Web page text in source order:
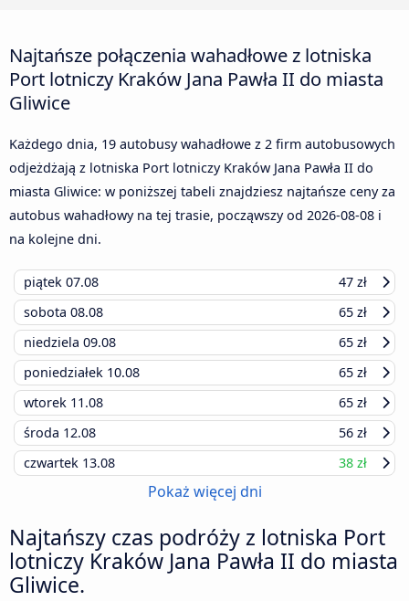
Najtańsze połączenia wahadłowe z lotniska
Port lotniczy Kraków Jana Pawła II do miasta
Gliwice
Każdego dnia, 19 autobusy wahadłowe z 2 firm autobusowych
odjeżdżają z lotniska Port lotniczy Kraków Jana Pawła II do
miasta Gliwice: w poniższej tabeli znajdziesz najtańsze ceny za
autobus wahadłowy na tej trasie, począwszy od 2026-08-08 i
na kolejne dni.
piątek 07.08
47 zł
sobota 08.08
65 zł
niedziela 09.08
65 zł
poniedziałek 10.08
65 zł
wtorek 11.08
65 zł
środa 12.08
56 zł
czwartek 13.08 38 zł
Pokaż więcej dni
Najtańszy czas podróży z lotniska Port
lotniczy Kraków Jana Pawła II do miasta
Gliwice.